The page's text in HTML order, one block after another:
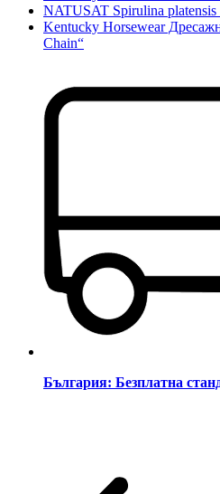
NATUSAT Spirulina platensis
Kentucky Horsewear
Chain“
България: Безплатна